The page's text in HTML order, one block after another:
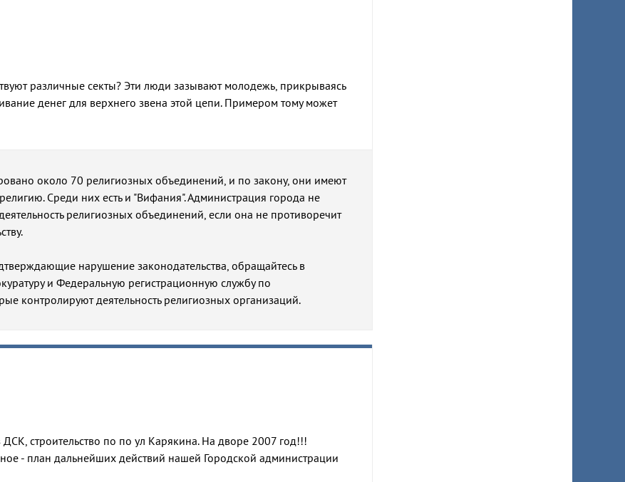
различные секты? Эти люди зазывают молодежь, прикрываясь
денег для верхнего звена этой цепи. Примером тому может
около 70 религиозных объединений, и по закону, они имеют
Среди них есть и "Вифания". Администрация города не
религиозных объединений, если она не противоречит
нарушение законодательства, обращайтесь в
и Федеральную регистрационную службу по
контролируют деятельность религиозных организаций.
ДСК, строительство по по ул Карякина. На дворе 2007 год!!!
- план дальнейших действий нашей Городской администрации